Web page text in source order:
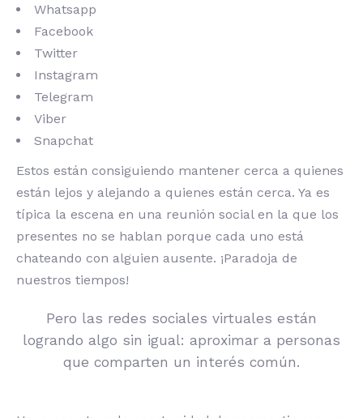
Whatsapp
Facebook
Twitter
Instagram
Telegram
Viber
Snapchat
Estos están consiguiendo mantener cerca a quienes
están lejos y alejando a quienes están cerca. Ya es
típica la escena en una reunión social en la que los
presentes no se hablan porque cada uno está
chateando con alguien ausente. ¡Paradoja de
nuestros tiempos!
Pero las redes sociales virtuales están
logrando algo sin igual: aproximar a personas
que comparten un interés común.